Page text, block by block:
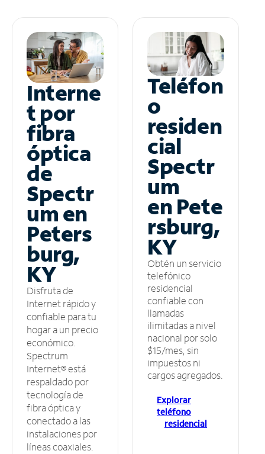
Interne
t por
fibra
óptica
de
Spectr
um en
Peters
burg,
KY
Disfruta de
Internet rápido y
confiable para tu
hogar a un precio
económico.
Spectrum
Internet® está
respaldado por
tecnología de
fibra óptica y
conectado a las
instalaciones por
líneas coaxiales.
Teléfon
o
residen
cial
Spectr
um
en Pete
rsburg,
KY
Obtén un servicio
telefónico
residencial
confiable con
llamadas
ilimitadas a nivel
nacional por solo
$15/mes, sin
impuestos ni
cargos agregados.
Explorar
teléfono
residencial